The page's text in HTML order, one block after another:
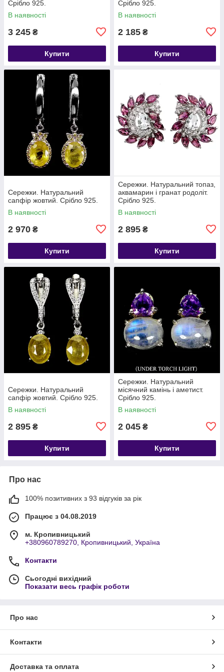
Срібло 925.
В наявності
3 245 ₴
Купити
Срібло 925.
В наявності
2 185 ₴
Купити
Сережки. Натуральний
сапфір жовтий. Срібло 925.
В наявності
2 970 ₴
Купити
Сережки. Натуральний топаз,
аквамарин і гранат родоліт.
Срібло 925.
В наявності
2 895 ₴
Купити
Сережки. Натуральний
сапфір жовтий. Срібло 925.
В наявності
2 895 ₴
Купити
Сережки. Натуральний
місячний камінь і аметист.
Срібло 925.
В наявності
2 045 ₴
Купити
Про нас
100% позитивних з 93 відгуків за рік
Працює з 04.08.2019
м. Кропивницький
+380960789270, Кропивницький, Україна
Контакти
Сьогодні вихідний
Показати весь графік роботи
Про нас
Контакти
Доставка та оплата